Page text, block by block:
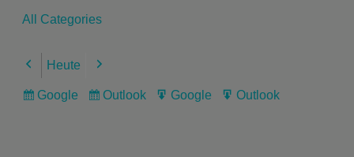
All Categories
Previous
Heute Next
Subscribe
Google
Subscribe
Outlook
Export
Google
Export
Outlook